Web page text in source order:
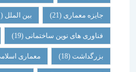
جایزه معماری(21) بین الملل(21)
فناوری های نوین ساختمانی(19)
بزرگداشت(18) معماری اسلامی(18)